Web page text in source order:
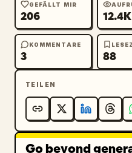
GEFÄLLT MIR
206 12.4K
KOMMENTARE
3 88
TEILEN
Go beyond